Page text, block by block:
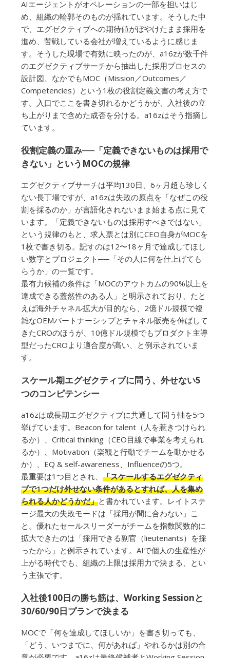
AIエージェントがオペレーションの一部を担いはじ
め、組織の輪郭そのものが揺れています。そうした中
で、エグゼクティブへの期待値がぼやけたまま採用を
進め、苦戦している会社が増えているように感じま
す。そうした現場で有効に映ったのが、a16zが数千件
のエグゼクティブサーチから抽出した採用プロセスの
設計図、なかでもMOC（Mission／Outcomes／
Competencies）という1枚の役割定義文書の考え方で
す。入口でここを書き切れるかどうかが、入社後の立
ち上がりまで含めた成否を分ける。a16zはそう指摘し
ています。
役割定義の重み──「定義できないものは採用で
きない」というMOCの規律
エグゼクティブサーチは平均130日、6ヶ月超も珍しく
ない長丁場ですが、a16zは失敗の原点を「なぜこの役
割を採るのか」が言語化されないまま始まる点に見て
います。「定義できないものは採用すべきではない」
という規律のもと、求人票とは別にCEO自身がMOCを
1枚で書き切る。記すのは12〜18ヶ月で達成してほし
い数字とプロジェクト──「その人に何を仕上げても
らうか」の一覧です。
最有力候補の条件は「MOCのアウトカムの90%以上を
達成できる蓋然性のある人」と明示されており、たと
えば海外チャネル拡大が目的なら、2億ドル規模で複
雑なOEMパートナーシップとチャネル販売を伸ばして
きたCROのほうが、10億ドル規模でもプロダクト主導
型だったCROより適合度が高い、と例示されていま
す。
スケール期エグゼクティブに問う、外せない5
つのコンピテンシー
a16zは成長期エグゼクティブに共通して問う軸を5つ
挙げています。Beacon for talent（人を惹きつけられ
るか）、Critical thinking（CEO目線で事業を考えられ
るか）、Motivation（楽観と行動でチームを動かせる
か）、EQ & self-awareness、Influenceの5つ。
最重要は1つ目とされ、 「スケールするエグゼクティ
ブで1つだけ外せない条件があるとすれば、人を集め
られる人かどうかだ」と書かれています。レイトステ
ージ最大の失敗モードは「採用が間に合わない」こ
と。優れたセールスリーダーがチームを指数関数的に
拡大できたのは「採用できる副官（lieutenants）を採
ったから」と例示されています。AIで個人の生産性が
上がる時代でも、組織の上限は採用力で決まる、とい
う主張です。
入社後100日の勝ち筋は、Working Sessionと
30/60/90日プランで決まる
MOCで「何を達成してほしいか」を書き切っても、
「どう、いつまでに、何があれば」やれるかは別の合